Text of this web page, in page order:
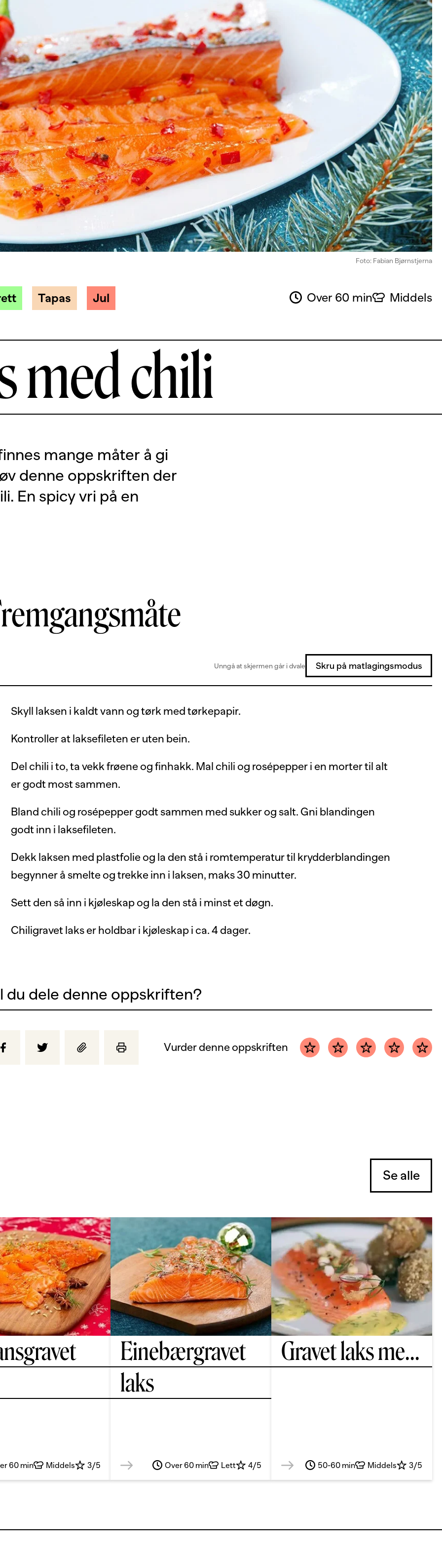
Foto: Fabian Bjørnstjerna
Tapas Jul Over 60 min Middels
med chili
mange måter å gi
denne oppskriften der
En spicy vri på en
Unngå at skjermen går i dvale Skru på matlagingsmodus
Skyll laksen i kaldt vann og tørk med tørkepapir.
Kontroller at laksefileten er uten bein.
Del chili i to, ta vekk frøene og finhakk. Mal chili og rosépepper i en morter til alt
er godt most sammen.
Bland chili og rosépepper godt sammen med sukker og salt. Gni blandingen
godt inn i laksefileten.
Dekk laksen med plastfolie og la den stå i romtemperatur til krydderblandingen
begynner å smelte og trekke inn i laksen, maks 30 minutter.
Sett den så inn i kjøleskap og la den stå i minst et døgn.
Chiligravet laks er holdbar i kjøleskap i ca. 4 dager.
du dele denne oppskriften?
Vurder denne oppskriften
Se alle
60 min Middels 3/5
Einebærgravet
laks
Over 60 min Lett 4/5
Gravet laks me...
50-60 min Middels 3/5